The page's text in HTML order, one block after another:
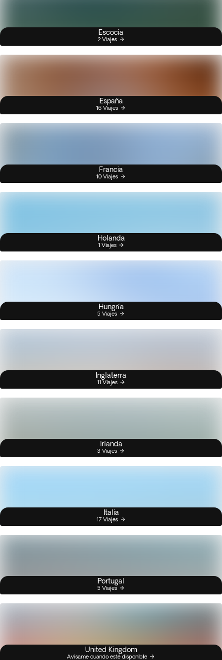
Escocia
2 Viajes
España
16 Viajes
Francia
10 Viajes
Holanda
1 Viajes
Hungría
5 Viajes
Inglaterra
11 Viajes
Irlanda
3 Viajes
Italia
17 Viajes
Portugal
5 Viajes
United Kingdom
Avísame cuando esté disponible